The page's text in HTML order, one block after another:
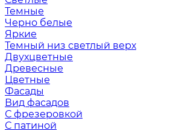
Темные
Черно белые
Яркие
Темный низ светлый верх
Двухцветные
Древесные
Цветные
Фасады
Вид фасадов
С фрезеровкой
С патиной